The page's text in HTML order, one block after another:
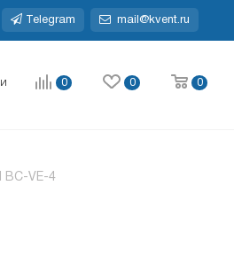
Telegram mail@kvent.ru
0 0 0
BC-VE-4